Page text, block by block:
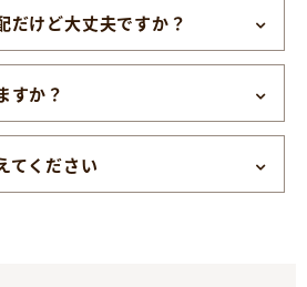
だけど大丈夫ですか？
すか？
てください